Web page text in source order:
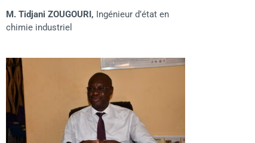
M. Tidjani ZOUGOURI, Ingénieur d’état en
chimie industriel